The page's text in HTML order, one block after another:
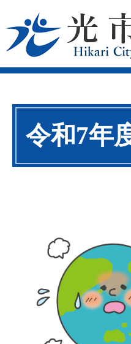
令和7年